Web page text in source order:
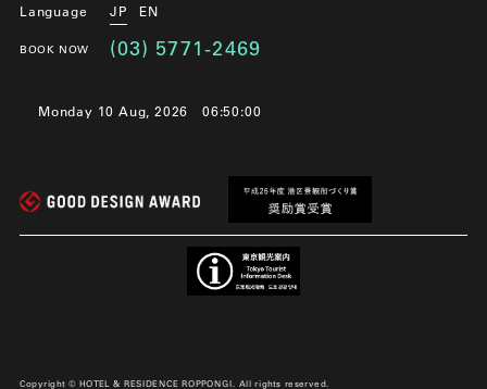
Language JP EN
BOOK NOW (03) 5771-2469
Monday 10 Aug, 2026 06:50:02
Copyright © HOTEL & RESIDENCE ROPPONGI. All rights reserved.